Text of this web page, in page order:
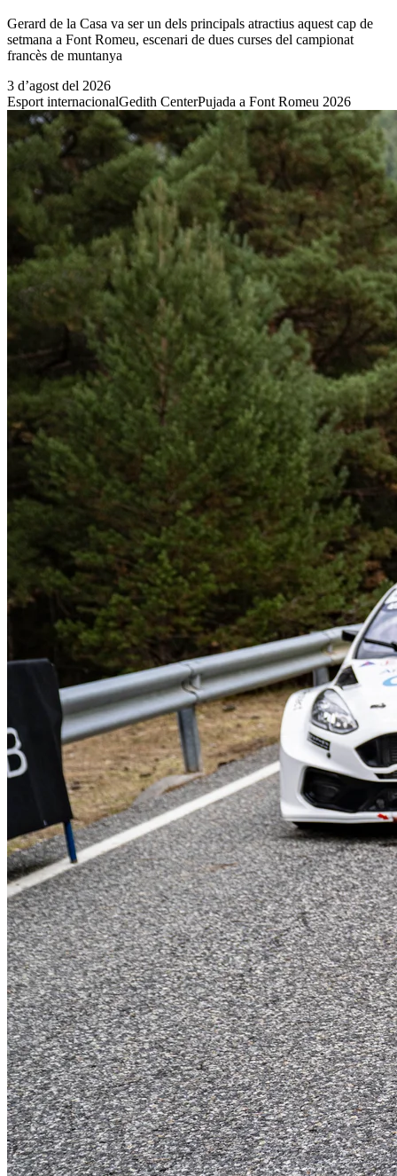
Gerard de la Casa va ser un dels principals atractius aquest cap de
setmana a Font Romeu, escenari de dues curses del campionat
francès de muntanya
3 d’agost del 2026
Esport internacionalGedith CenterPujada a Font Romeu 2026